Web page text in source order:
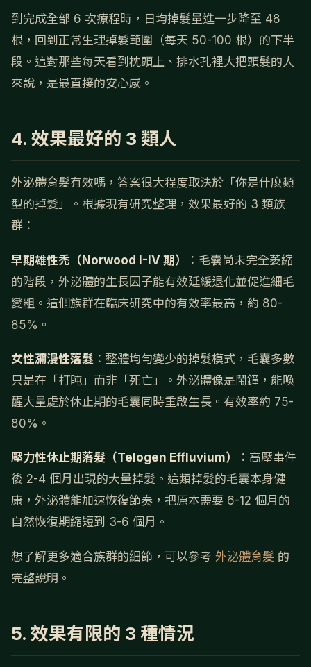
到完成全部 6 次療程時，日均掉髮量進一步降至 48
根，回到正常生理掉髮範圍（每天 50-100 根）的下半
段。這對那些每天看到枕頭上、排水孔裡大把頭髮的人
來說，是最直接的安心感。
4. 效果最好的 3 類人
外泌體育髮有效嗎，答案很大程度取決於「你是什麼類
型的掉髮」。根據現有研究整理，效果最好的 3 類族
群：
早期雄性禿（Norwood I-IV 期）
：毛囊尚未完全萎縮
的階段，外泌體的生長因子能有效延緩退化並促進細毛
變粗。這個族群在臨床研究中的有效率最高，約 80-
85%。
女性瀰漫性落髮 ：整體均勻變少的掉髮模式，毛囊多數
只是在「打盹」而非「死亡」。外泌體像是鬧鐘，能喚
醒大量處於休止期的毛囊同時重啟生長。有效率約 75-
80%。
壓力性休止期落髮（Telogen Effluvium）
：高壓事件
後 2-4 個月出現的大量掉髮。這類掉髮的毛囊本身健
康，外泌體能加速恢復節奏，把原本需要 6-12 個月的
自然恢復期縮短到 3-6 個月。
想了解更多適合族群的細節，可以參考 外泌體育髮 的
完整說明。
5. 效果有限的 3 種情況